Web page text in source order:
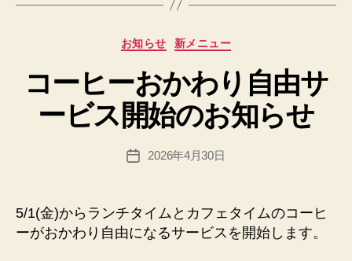
カ
ゴ
リ
ー
お知らせ 新メニュー
コーヒーおかわり自由サ
ービス開始のお知らせ
投
稿
h
a
d
m
@
x
u
sfi
投
2026年4月30日
5/1(金)からランチタイムとカフェタイムのコーヒ
ーがおかわり自由になるサービスを開始します。